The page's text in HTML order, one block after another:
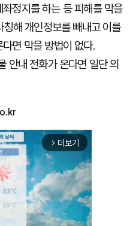
정지를 하는 등 피해를 막을
해 개인정보를 빼내고 이를
면 막을 방법이 없다.
안내 전화가 온다면 일단 의
arrow_forward_ios 더보기